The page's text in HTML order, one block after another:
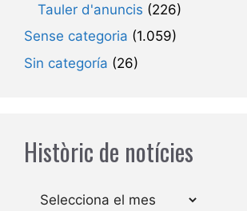
Tauler d'anuncis (226)
Sense categoria (1.059)
Sin categoría (26)
Històric de notícies
Arxius